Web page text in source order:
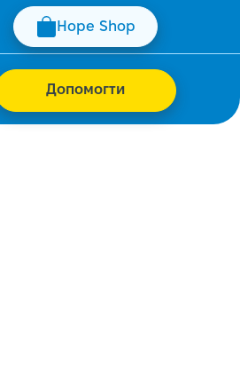
Hope Shop
Допомогти